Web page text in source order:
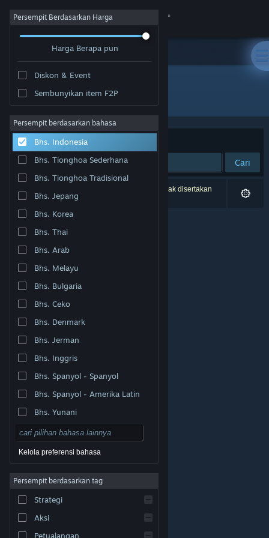
Login
Tentang
Bantuan
Ubah bahasa
Dapatkan Aplikasi Seluler Steam
Lihat situs web desktop
Undang. Semua merek dagang merupakan hak pemilik
Legal| Aksesibilitas
Pengembalian Dana
Persempit Berdasarkan Harga
Harga Berapa pun
Diskon & Event
Sembunyikan item F2P
Persempit berdasarkan bahasa
Bhs. Indonesia
Bhs. Tionghoa Sederhana
Bhs. Tionghoa Tradisional
Bhs. Jepang
Bhs. Korea
Bhs. Thai
Bhs. Arab
Bhs. Melayu
Bhs. Bulgaria
Bhs. Ceko
Bhs. Denmark
Bhs. Jerman
Bhs. Inggris
Bhs. Spanyol - Spanyol
Bhs. Spanyol - Amerika Latin
Bhs. Yunani
Kelola preferensi bahasa
Persempit berdasarkan tag
Strategi
Aksi
Petualangan
Pengembang: Workyrie Game Studio
Berdasarkan Relevansi
Cari
0 hasil cocok dengan pencarianmu. 3 produk tidak disertakan
berdasarkan preferensimu.